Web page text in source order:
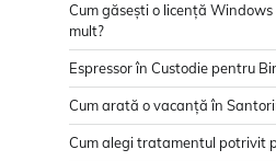
Cum găsești o licență
mult?
Espressor în Custodie pentru
Cum arată o vacanță în
Cum alegi tratamentul potrivit